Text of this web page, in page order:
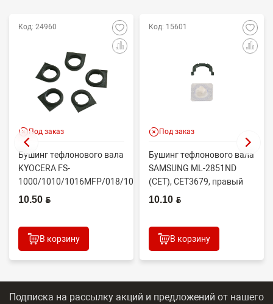
Код: 24960
Под заказ
Бушинг тефлонового вала
KYOCERA FS-
1000/1010/1016MFP/018/1020/1030D
(CET), CET4313B, ...
10.50 BYN
В корзину
Код: 15601
Под заказ
Бушинг тефлонового вала
SAMSUNG ML-2851ND
(CET), CET3679, правый
JC61-02335A
10.10 BYN
В корзину
Подписка на рассылку акций и предложений от нашего